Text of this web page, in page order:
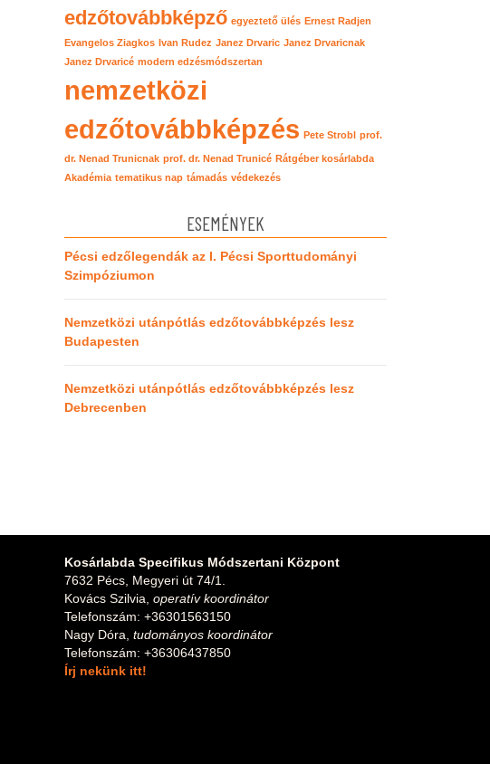
edzőtovábbképző egyeztető ülés Ernest Radjen
Evangelos Ziagkos Ivan Rudez Janez Drvaric Janez Drvaricnak
Janez Drvaricé modern edzésmódszertan
nemzetközi
edzőtovábbképzés Pete Strobl prof.
dr. Nenad Trunicnak prof. dr. Nenad Trunicé Rátgéber kosárlabda
Akadémia tematikus nap támadás védekezés
ESEMÉNYEK
Pécsi edzőlegendák az I. Pécsi Sporttudományi
Szimpóziumon
Nemzetközi utánpótlás edzőtovábbképzés lesz
Budapesten
Nemzetközi utánpótlás edzőtovábbképzés lesz
Debrecenben
Kosárlabda Specifikus Módszertani Központ
7632 Pécs, Megyeri út 74/1.
Kovács Szilvia, operatív koordinátor
Telefonszám: +36301563150
Nagy Dóra, tudományos koordinátor
Telefonszám: +36306437850
Írj nekünk itt!